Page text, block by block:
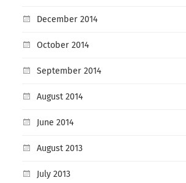
December 2014
October 2014
September 2014
August 2014
June 2014
August 2013
July 2013